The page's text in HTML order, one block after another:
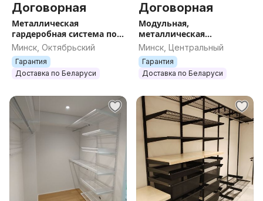
Договорная
Металлическая
гардеробная система по
Вашим размерам от
Титан-ГС, разработаем
проект, аналог шкафа
Минск, Октябрьский
Гарантия
Доставка по Беларуси
Договорная
Модульная,
металлическая
гардеробная система
хранения Титан-ГС по
индивидуальным
размерам, на заказ
Минск, Центральный
Гарантия
Доставка по Беларуси